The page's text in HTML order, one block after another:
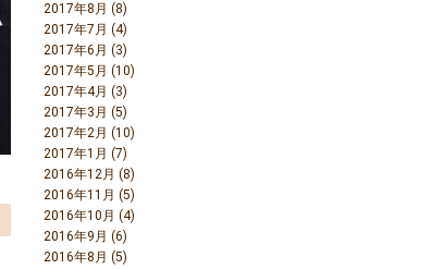
2017年8月 (8)
2017年7月 (4)
2017年6月 (3)
2017年5月 (10)
2017年4月 (3)
2017年3月 (5)
2017年2月 (10)
2017年1月 (7)
2016年12月 (8)
2016年11月 (5)
2016年10月 (4)
2016年9月 (6)
2016年8月 (5)